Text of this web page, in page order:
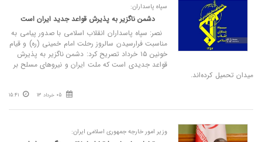
سپاه پاسداران:
دشمن ناگزیر به پذیرش قواعد جدید ایران است
نصر: سپاه پاسداران انقلاب اسلامی با صدور پیامی به
مناسبت فرارسیدن سالروز رحلت امام خمینی (ره) و قیام
خونین ۱۵ خرداد تصریح کرد: دشمن ناگزیر به پذیرش
قواعد جدیدی است که ملت ایران و نیروهای مسلح بر
میدان تحمیل کرده‌اند.
05 خرداد 13 15:41
وزیر امور خارجه جمهوری اسلامی ایران: